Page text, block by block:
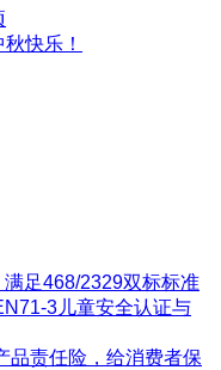
快乐！
足468/2329双标标准
3儿童安全认证与
品责任险，给消费者保